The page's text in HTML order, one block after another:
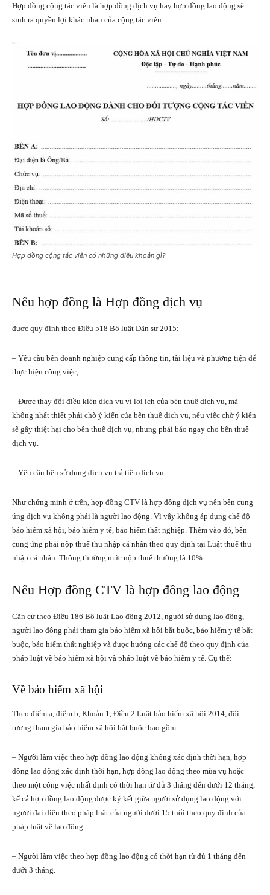
Hợp đồng cộng tác viên là hợp đồng dịch vụ hay hợp đồng lao động sẽ
sinh ra quyền lợi khác nhau của cộng tác viên.
Hợp đồng cộng tác viên có những điều khoản gì?
Nếu hợp đồng là Hợp đồng dịch vụ
được quy định theo Điều 518 Bộ luật Dân sự 2015:
– Yêu cầu bên doanh nghiệp cung cấp thông tin, tài liệu và phương tiện để
thực hiện công việc;
– Được thay đổi điều kiện dịch vụ vì lợi ích của bên thuê dịch vụ, mà
không nhất thiết phải chờ ý kiến của bên thuê dịch vụ, nếu việc chờ ý kiến
sẽ gây thiệt hại cho bên thuê dịch vụ, nhưng phải báo ngay cho bên thuê
dịch vụ.
– Yêu cầu bên sử dụng dịch vụ trả tiền dịch vụ.
Như chứng minh ở trên, hợp đồng CTV là hợp đồng dịch vụ nên bên cung
ứng dịch vụ không phải là người lao động. Vì vậy không áp dụng chế độ
bảo hiểm xã hội, bảo hiểm y tế, bảo hiểm thất nghiệp. Thêm vào đó, bên
cung ứng phải nộp thuế thu nhập cá nhân theo quy định tại Luật thuế thu
nhập cá nhân. Thông thường mức nộp thuế thường là 10%.
Nếu Hợp đồng CTV là hợp đồng lao động
Căn cứ theo Điều 186 Bộ luật Lao động 2012, người sử dụng lao động,
người lao động phải tham gia bảo hiểm xã hội bắt buộc, bảo hiểm y tế bắt
buộc, bảo hiểm thất nghiệp và được hưởng các chế độ theo quy định của
pháp luật về bảo hiểm xã hội và pháp luật về bảo hiểm y tế. Cụ thể:
Về bảo hiểm xã hội
Theo điểm a, điểm b, Khoản 1, Điều 2 Luật bảo hiểm xã hội 2014, đối
tượng tham gia bảo hiểm xã hội bắt buộc bao gồm:
– Người làm việc theo hợp đồng lao động không xác định thời hạn, hợp
đồng lao động xác định thời hạn, hợp đồng lao động theo mùa vụ hoặc
theo một công việc nhất định có thời hạn từ đủ 3 tháng đến dưới 12 tháng,
kể cả hợp đồng lao động được ký kết giữa người sử dụng lao động với
người đại diện theo pháp luật của người dưới 15 tuổi theo quy định của
pháp luật về lao động.
– Người làm việc theo hợp đồng lao động có thời hạn từ đủ 1 tháng đến
dưới 3 tháng.